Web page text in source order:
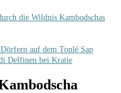
die Wildnis Kambodschas
auf dem Tonlé Sap
Delfinen bei Kratie